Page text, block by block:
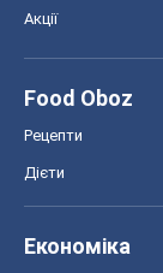
Акції
Food Oboz
Рецепти
Дієти
Економіка